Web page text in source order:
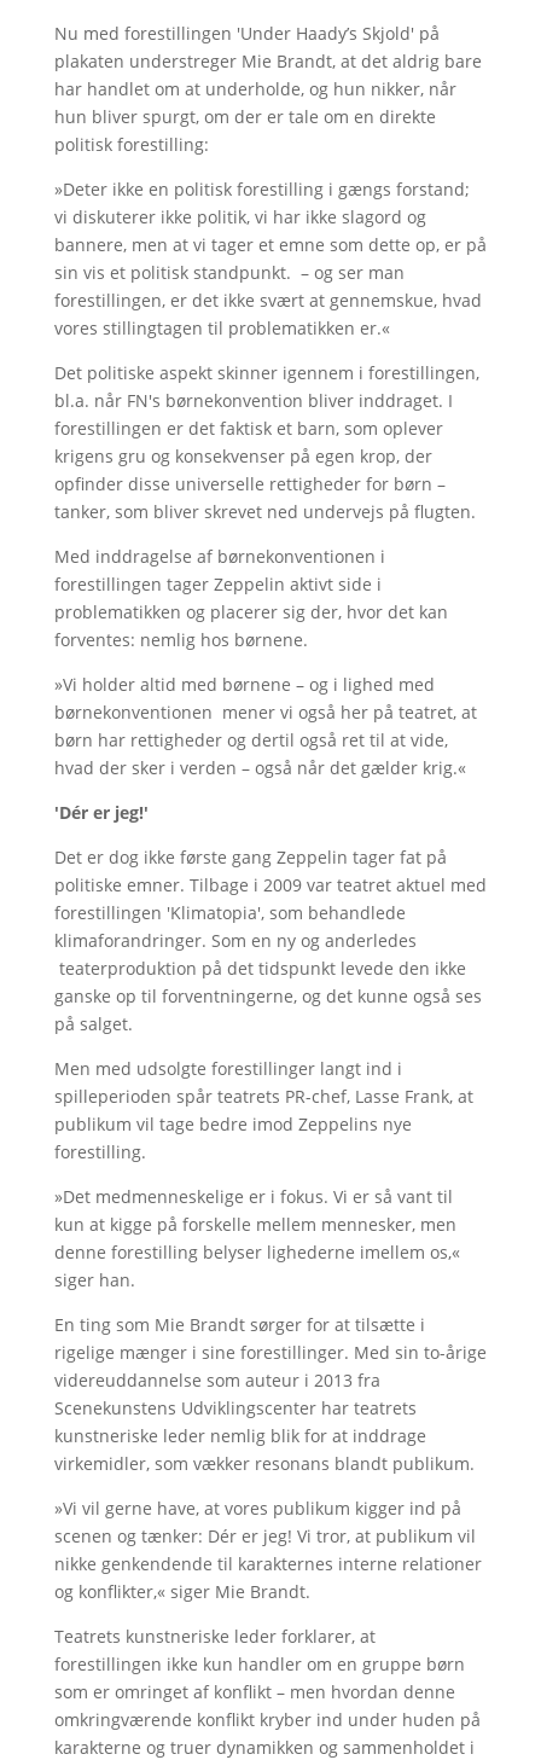
Nu med forestillingen 'Under Haady’s Skjold' på
plakaten understreger Mie Brandt, at det aldrig bare
har handlet om at underholde, og hun nikker, når
hun bliver spurgt, om der er tale om en direkte
politisk forestilling:
»Deter ikke en politisk forestilling i gængs forstand;
vi diskuterer ikke politik, vi har ikke slagord og
bannere, men at vi tager et emne som dette op, er på
sin vis et politisk standpunkt. – og ser man
forestillingen, er det ikke svært at gennemskue, hvad
vores stillingtagen til problematikken er.«
Det politiske aspekt skinner igennem i forestillingen,
bl.a. når FN's børnekonvention bliver inddraget. I
forestillingen er det faktisk et barn, som oplever
krigens gru og konsekvenser på egen krop, der
opfinder disse universelle rettigheder for børn –
tanker, som bliver skrevet ned undervejs på flugten.
Med inddragelse af børnekonventionen i
forestillingen tager Zeppelin aktivt side i
problematikken og placerer sig der, hvor det kan
forventes: nemlig hos børnene.
»Vi holder altid med børnene – og i lighed med
børnekonventionen mener vi også her på teatret, at
børn har rettigheder og dertil også ret til at vide,
hvad der sker i verden – også når det gælder krig.«
'Dér er jeg!'
Det er dog ikke første gang Zeppelin tager fat på
politiske emner. Tilbage i 2009 var teatret aktuel med
forestillingen 'Klimatopia', som behandlede
klimaforandringer. Som en ny og anderledes
teaterproduktion på det tidspunkt levede den ikke
ganske op til forventningerne, og det kunne også ses
på salget.
Men med udsolgte forestillinger langt ind i
spilleperioden spår teatrets PR-chef, Lasse Frank, at
publikum vil tage bedre imod Zeppelins nye
forestilling.
»Det medmenneskelige er i fokus. Vi er så vant til
kun at kigge på forskelle mellem mennesker, men
denne forestilling belyser lighederne imellem os,«
siger han.
En ting som Mie Brandt sørger for at tilsætte i
rigelige mænger i sine forestillinger. Med sin to-årige
videreuddannelse som auteur i 2013 fra
Scenekunstens Udviklingscenter har teatrets
kunstneriske leder nemlig blik for at inddrage
virkemidler, som vækker resonans blandt publikum.
»Vi vil gerne have, at vores publikum kigger ind på
scenen og tænker: Dér er jeg! Vi tror, at publikum vil
nikke genkendende til karakternes interne relationer
og konflikter,« siger Mie Brandt.
Teatrets kunstneriske leder forklarer, at
forestillingen ikke kun handler om en gruppe børn
som er omringet af konflikt – men hvordan denne
omkringværende konflikt kryber ind under huden på
karakterne og truer dynamikken og sammenholdet i